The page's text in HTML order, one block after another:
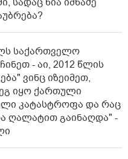
საქართველო
- აი, 2012 წლის
ვინც იზეიმეთ,
იყო ქართული
კატასტროფა და რაც
ღალატით გაინაღდა" -